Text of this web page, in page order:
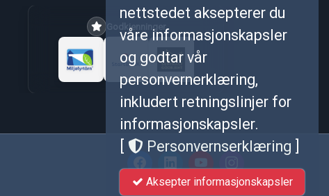
Godkjenninger
nettstedet aksepterer du
våre informasjonskapsler
og godtar vår
personvernerklæring,
inkludert retningslinjer for
informasjonskapsler.
Personvernserklæring
Aksepter informasjonskapsler